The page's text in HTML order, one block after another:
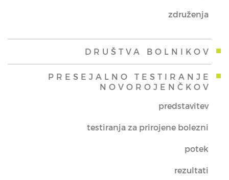
združenja
DRUŠTVA BOLNIKOV
PRESEJALNO TESTIRANJE
NOVOROJENČKOV
predstavitev
testiranja za prirojene bolezni
potek
rezultati